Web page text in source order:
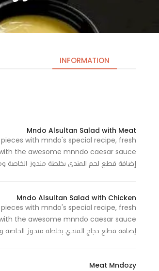
INFORMATION
Mndo Alsultan Salad with Meat
with mndo's special recipe, fresh
إضافة قطع لحم المندي بخلطة مندوز الخاصة
Mndo Alsultan Salad with Chicken
with mndo's special recipe, fresh
إضافة قطع دجاج المندي بخلطة مندوز الخاصة و
Meat Mndozy
cookies
are not
optional.
They are
website to
function.
In order for